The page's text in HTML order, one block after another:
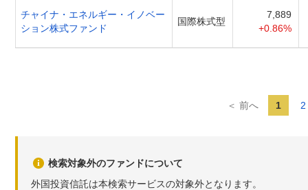
チャイナ・エネルギー・イノベー
ション株式ファンド
国際株式型
7,889
+0.86%
＜ 前へ 1 2
検索対象外のファンドについて
外国投資信託は本検索サービスの対象外となります。